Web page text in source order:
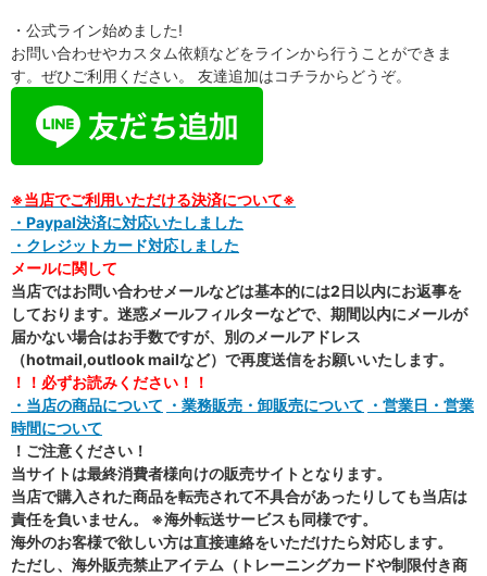
・公式ライン始めました!
お問い合わせやカスタム依頼などをラインから行うことができま
す。ぜひご利用ください。 友達追加はコチラからどうぞ。
※当店でご利用いただける決済について※
・Paypal決済に対応いたしました
・クレジットカード対応しました
メールに関して
当店ではお問い合わせメールなどは基本的には2日以内にお返事を
しております。迷惑メールフィルターなどで、期間以内にメールが
届かない場合はお手数ですが、別のメールアドレス
（hotmail,outlook mailなど）で再度送信をお願いいたします。
！！必ずお読みください！！
・当店の商品について ・業務販売・卸販売について ・営業日・営業
時間について
！ご注意ください！
当サイトは最終消費者様向けの販売サイトとなります。
当店で購入された商品を転売されて不具合があったりしても当店は
責任を負いません。 ※海外転送サービスも同様です。
海外のお客様で欲しい方は直接連絡をいただけたら対応します。
ただし、海外販売禁止アイテム（トレーニングカードや制限付き商